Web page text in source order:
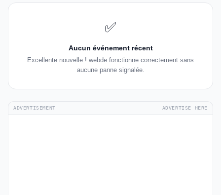
✅
Aucun événement récent
Excellente nouvelle ! webde fonctionne correctement sans
aucune panne signalée.
ADVERTISEMENT ADVERTISE HERE